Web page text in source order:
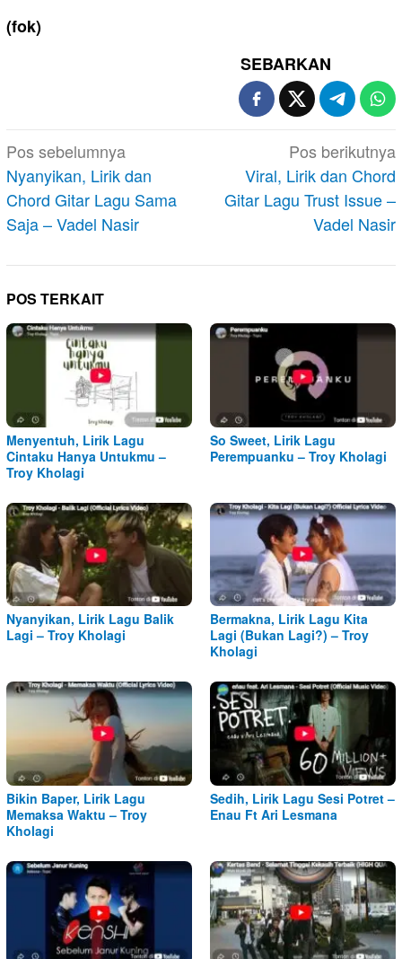
(fok)
SEBARKAN
Navigasi
pos
Pos sebelumnya
Nyanyikan, Lirik dan
Chord Gitar Lagu Sama
Saja – Vadel Nasir
Pos berikutnya
Viral, Lirik dan Chord
Gitar Lagu Trust Issue –
Vadel Nasir
POS TERKAIT
Menyentuh, Lirik Lagu
Cintaku Hanya Untukmu –
Troy Kholagi
So Sweet, Lirik Lagu
Perempuanku – Troy Kholagi
Nyanyikan, Lirik Lagu Balik
Lagi – Troy Kholagi
Bermakna, Lirik Lagu Kita
Lagi (Bukan Lagi?) – Troy
Kholagi
Bikin Baper, Lirik Lagu
Memaksa Waktu – Troy
Kholagi
Sedih, Lirik Lagu Sesi Potret –
Enau Ft Ari Lesmana